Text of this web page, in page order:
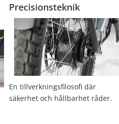
Precisionsteknik
En tillverkningsfilosofi där
säkerhet och hållbarhet råder.